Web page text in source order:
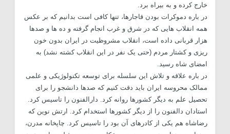
خارج کرده و به بیراه برد.
در باره دموکرات بودن قاجارها، تنها کافی است بدانیم که بر عکس
همه انقلاب هایی که در شرق و غرب انجام گرفته و ده ها و صدها
هزار قربانی داده است، انقلاب مشروظیت در ایران بدون خون
ریزی و کشتار مردم (حتی یک نفر در این انقلاب کشته نشد) به
امضای شاه رسید.
در باره علاقه و تلاش این سلسله برای توسعه تکنولوژیکی و علمی
ممالک محروسه ایران باید دقت کنیم که صدها دانشجو را برای
تحصیل علم به دیگر کشورها روانه کرد. دارالفنون را تاسیس کرد.
استادان دالفنون را از دیگر کشورها استخدام کرد. ارتش نوین که
رضاشاه هم یکی از کادرهای آن بود را تاسیس کرد. چاپخانه مدرن،